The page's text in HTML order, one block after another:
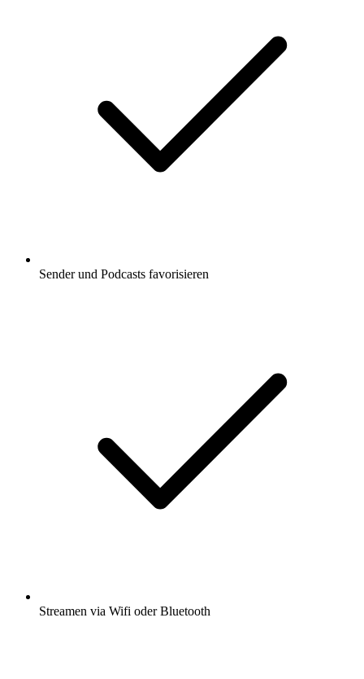
Sender und Podcasts favorisieren
Streamen via Wifi oder Bluetooth